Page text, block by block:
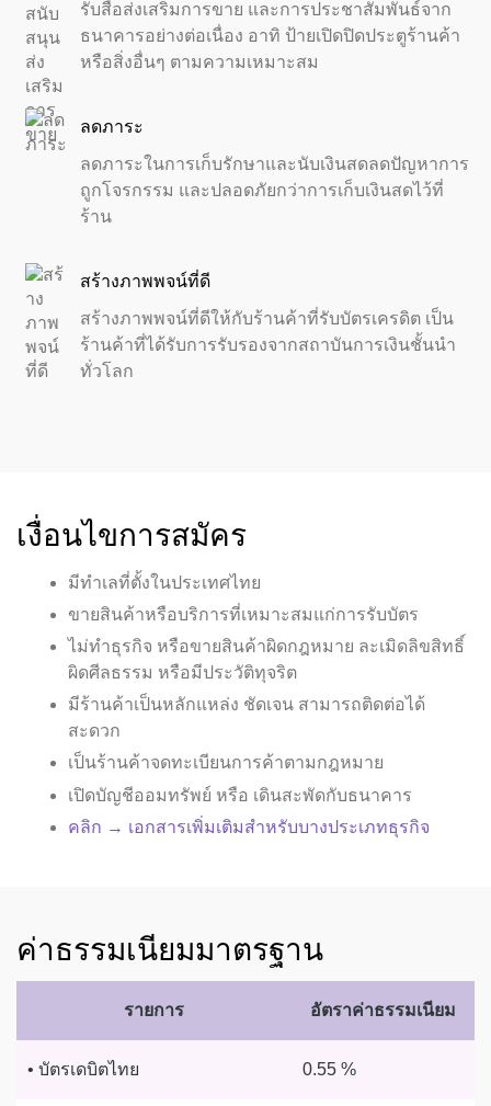
รับสื่อส่งเสริมการขาย และการประชาสัมพันธ์จาก
ธนาคารอย่างต่อเนื่อง อาทิ ป้ายเปิดปิดประตูร้านค้า
หรือสิ่งอื่นๆ ตามความเหมาะสม
ลดภาระ
ลดภาระในการเก็บรักษาและนับเงินสดลดปัญหาการ
ถูกโจรกรรม และปลอดภัยกว่าการเก็บเงินสดไว้ที่
ร้าน
สร้างภาพพจน์ที่ดี
สร้างภาพพจน์ที่ดีให้กับร้านค้าที่รับบัตรเครดิต เป็น
ร้านค้าที่ได้รับการรับรองจากสถาบันการเงินชั้นนำ
ทั่วโลก
เงื่อนไขการสมัคร
มีทำเลที่ตั้งในประเทศไทย
ขายสินค้าหรือบริการที่เหมาะสมแก่การรับบัตร
ไม่ทำธุรกิจ หรือขายสินค้าผิดกฎหมาย ละเมิดลิขสิทธิ์
ผิดศีลธรรม หรือมีประวัติทุจริต
มีร้านค้าเป็นหลักแหล่ง ชัดเจน สามารถติดต่อได้
สะดวก
เป็นร้านค้าจดทะเบียนการค้าตามกฎหมาย
เปิดบัญชีออมทรัพย์ หรือ เดินสะพัดกับธนาคาร
คลิก → เอกสารเพิ่มเติมสำหรับบางประเภทธุรกิจ
ค่าธรรมเนียมมาตรฐาน
รายการ อัตราค่าธรรมเนียม
• บัตรเดบิตไทย 0.55 %